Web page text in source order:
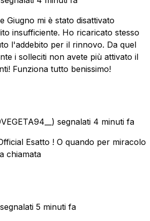
Giugno mi è stato disattivato
insufficiente. Ho ricaricato stesso
l'addebito per il rinnovo. Da quel
i solleciti non avete più attivato il
Funziona tutto benissimo!
segnalati 4 minuti fa
Esatto ! O quando per miracolo
chiamata
5 minuti fa